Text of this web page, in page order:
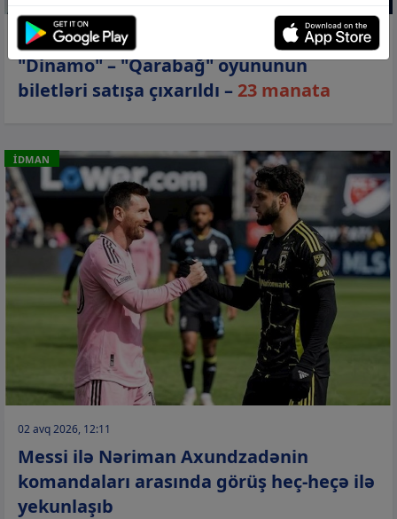
02 avq 2026, 16:20
"Dinamo" – "Qarabağ" oyununun
biletləri satışa çıxarıldı – 23 manata
İDMAN
02 avq 2026, 12:11
Messi ilə Nəriman Axundzadənin
komandaları arasında görüş heç-heçə ilə
yekunlaşıb